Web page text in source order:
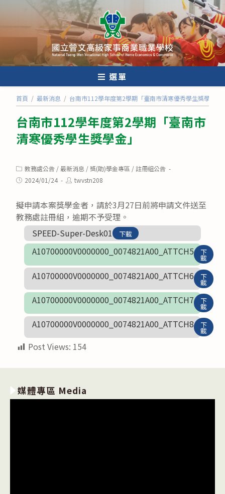
內
選單
首頁 / 最新消息 / 台南市112學年度第2學期「臺南市清寒優秀學生獎學金」
台南市112學年度第2學期「臺南市
清寒優秀學生獎學金」
Post
category:
教務處公告 /最新消息 /獎(助)學金專區 /註冊組公告
Post2024/01/24
Posttwvstn208
擬申請本案獎學金者，請於3月27日前將申請文件送至
教務處註冊組，逾期不予受理。
SPEED-Super-Desk01
下載
A10700000V0000000_0074821A00_ATTCH5 下
載
A10700000V0000000_0074821A00_ATTCH6 下
載
A10700000V0000000_0074821A00_ATTCH7 下
載
A10700000V0000000_0074821A00_ATTCH8 下
載
Post Views: 154
媒體專區 Media